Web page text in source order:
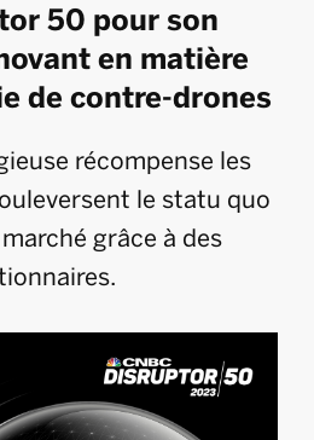
50 pour son
en matière
de contre-drones
récompense les
le statu quo
grâce à des